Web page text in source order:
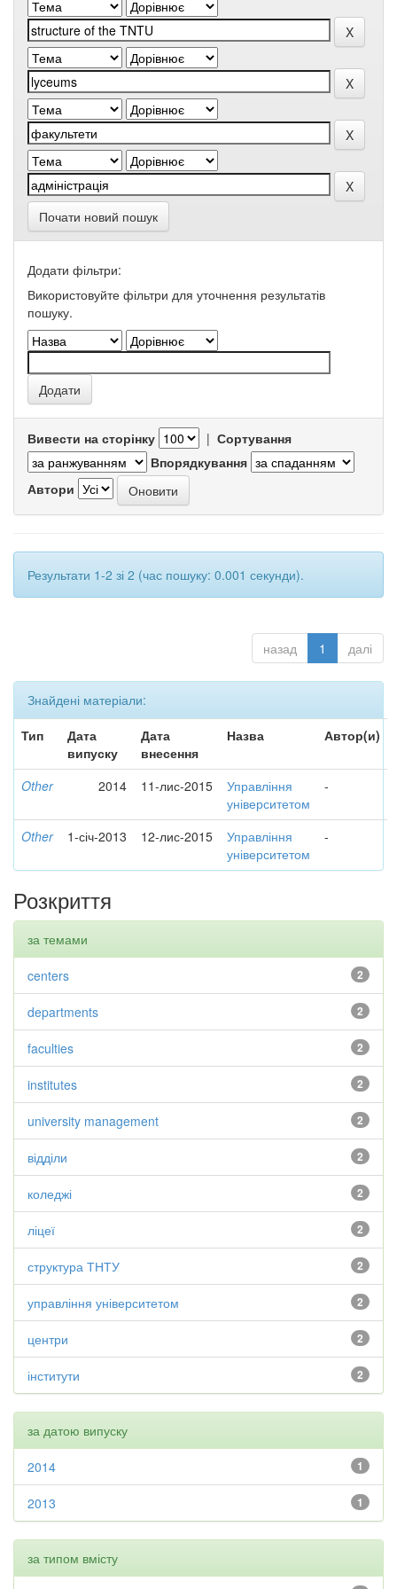
Почати новий пошук
Додати фільтри:
Використовуйте фільтри для уточнення результатів
пошуку.
Вивести на сторінку | Сортування
Впорядкування
Автори
Результати 1-2 зі 2 (час пошуку: 0.001 секунди).
назад 1 далі
Знайдені матеріали:
Тип
Дата
випуску
Дата
внесення
Назва Автор(и)
Other 2014 11-лис-2015
Управління
університетом
-
Other 1-січ-2013 12-лис-2015
Управління
університетом
-
Розкриття
за темами
2
centers
2
departments
2
faculties
2
institutes
2
university management
2
відділи
2
коледжі
2
ліцеї
2
структура ТНТУ
2
управління університетом
2
центри
2
інститути
за датою випуску
1
2014
1
2013
за типом вмісту